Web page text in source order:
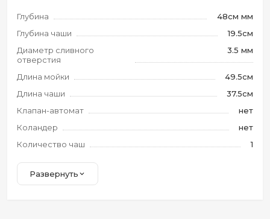
Глубина
48см мм
Глубина чаши
19.5см
Диаметр сливного
отверстия
3.5 мм
Длина мойки
49.5см
Длина чаши
37.5см
Клапан-автомат
нет
Коландер
нет
Количество чаш
1
Развернуть